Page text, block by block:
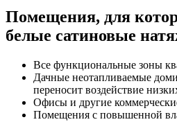
Помещения, для
белые сатиновые
Все функциональные зоны
Дачные неотапливаемые
переносит воздействие
Офисы и другие
Помещения с повышенной